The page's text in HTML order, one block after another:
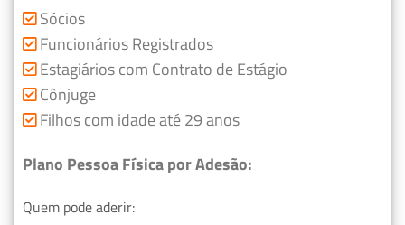
Sócios
Funcionários Registrados
Estagiários com Contrato de Estágio
Cônjuge
Filhos com idade até 29 anos
Plano Pessoa Física por Adesão:
Quem pode aderir: